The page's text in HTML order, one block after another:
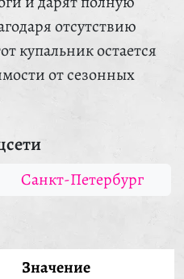
отсутствию
купальник остается
от сезонных
Санкт-Петербург
Значение